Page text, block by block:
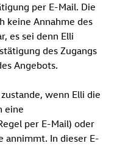
per E-Mail. Die
keine Annahme des
es sei denn Elli
des Zugangs
Angebots.
wenn Elli die
eine
per E-Mail) oder
annimmt. In dieser E-